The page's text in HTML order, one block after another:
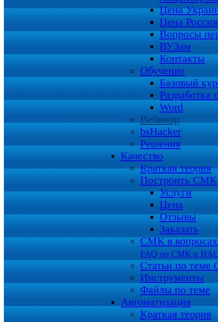
Цена
Цена
Вопросы
ВУЗам
Контакты
Обучение
Базовый
Разработка
Word
Вебинар
bsHacker
Решения
Качество
Краткая теория
Построить СМК
Услуги
Цена
Отзывы
Заказать
СМК в вопросах
FAQ по СМК и
Статьи по
Инструменты
Файлы по теме
Автоматизация
Краткая теория